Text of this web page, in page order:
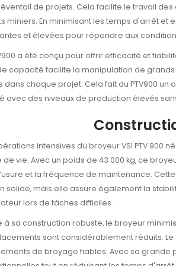
de projets. Cela facilite le travail
miniers. En minimisant les temps d'arrêt et
et élevées pour répondre aux
a été conçu pour offrir efficacité et
capacité facilite la manipulation de
dans chaque projet. Cela fait du PTV900
avec des niveaux de production élevés
intensives du broyeur VSI PTV
de vie. Avec un poids de 43 000 kg, ce
et la fréquence de maintenance.
solide, mais elle assure également la
lors de tâches difficiles.
à sa construction robuste, le broyeur
sont considérablement réduits.
de broyage fiables. Avec sa grande